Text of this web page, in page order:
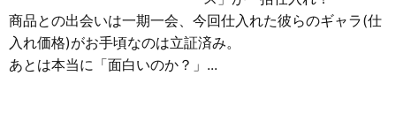
商品との出会いは一期一会、今回仕入れた彼らのギャラ(仕
入れ価格)がお手頃なのは立証済み。
あとは本当に「面白いのか？」...